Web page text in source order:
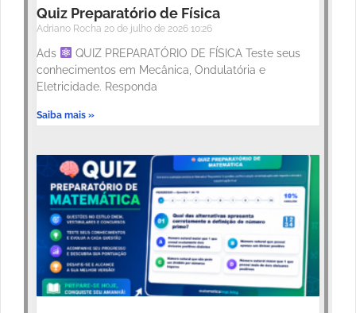
Quiz Preparatório de Física
Adriano Rocha 20 de julho de 2026 10:26
Ads
QUIZ PREPARATÓRIO DE FÍSICA Teste seus
conhecimentos em Mecânica, Ondulatória e
Eletricidade. Responda
Saiba mais »